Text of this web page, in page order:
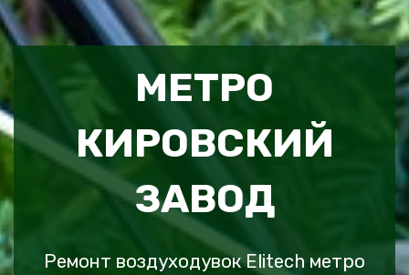
МЕТРО
КИРОВСКИЙ
ЗАВОД
Ремонт воздуходувок Elitech метро